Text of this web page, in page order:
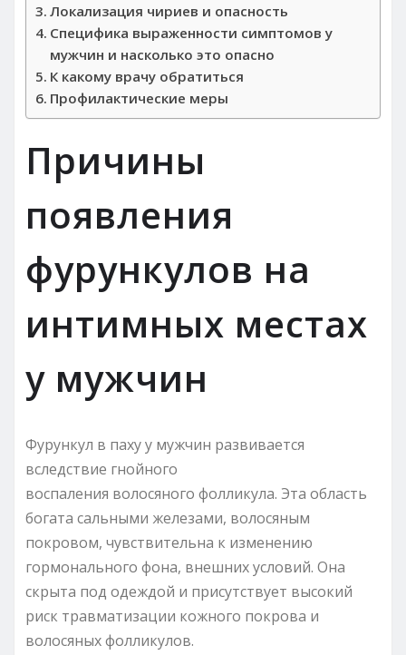
Локализация чириев и опасность
Специфика выраженности симптомов у
мужчин и насколько это опасно
К какому врачу обратиться
Профилактические меры
Причины
появления
фурункулов на
интимных местах
у мужчин
Фурункул в паху у мужчин развивается
вследствие гнойного
воспаления волосяного фолликула. Эта область
богата сальными железами, волосяным
покровом, чувствительна к изменению
гормонального фона, внешних условий. Она
скрыта под одеждой и присутствует высокий
риск травматизации кожного покрова и
волосяных фолликулов.